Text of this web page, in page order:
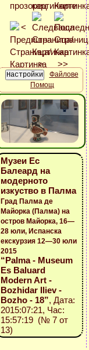
Файлове
Помощ
Музеи Ес
Балеард на
модерното
изкуство в Палма
Град Палма де
Майорка (Палма) на
остров Майорка, 16—
28 юли, Испанска
екскурзия 12—30 юли
2015
“Palma - Museum
Es Baluard
Modern Art -
Bozhidar Iliev -
Bozho - 18”, Дата:
2015:07:21, Час:
15:57:19 (№ 7 от
13)